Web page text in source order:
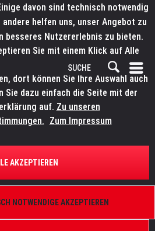
KETTENZÜGE.
davon sind technisch notwendig
helfen uns, unser Angebot zu
besseres Nutzererlebnis zu bieten.
Sie mit einem Klick auf Alle
finden Sie in den
dort können Sie Ihre Auswahl auch
Sie dazu einfach die Seite mit der
auf. Zu unseren
Zum Impressum
NOTWENDIGE AKZEPTIEREN
AKZEPTIEREN